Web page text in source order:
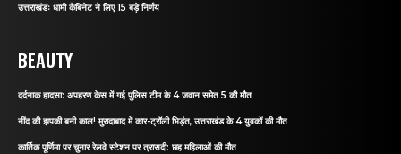
उत्तराखंडः धामी कैबिनेट ने लिए 15 बड़े निर्णय
BEAUTY
दर्दनाक हादसा: अपहरण केस में गई पुलिस टीम के 4 जवान समेत 5 की मौत
नींद की झपकी बनी काल! मुरादाबाद में कार-ट्रॉली भिड़ंत, उत्तराखंड के 4 युवकों की मौत
कार्तिक पूर्णिमा पर चुनार रेलवे स्टेशन पर त्रासदी: छह महिलाओं की मौत